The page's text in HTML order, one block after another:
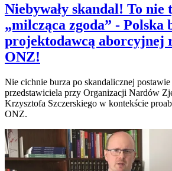
Niebywały skandal! To nie
„milcząca zgoda” - Polska
projektodawcą aborcyjnej
ONZ!
Nie cichnie burza po skandalicznej
przedstawiciela przy Organizacji Nardów
Krzysztofa Szczerskiego w kontekście
ONZ.